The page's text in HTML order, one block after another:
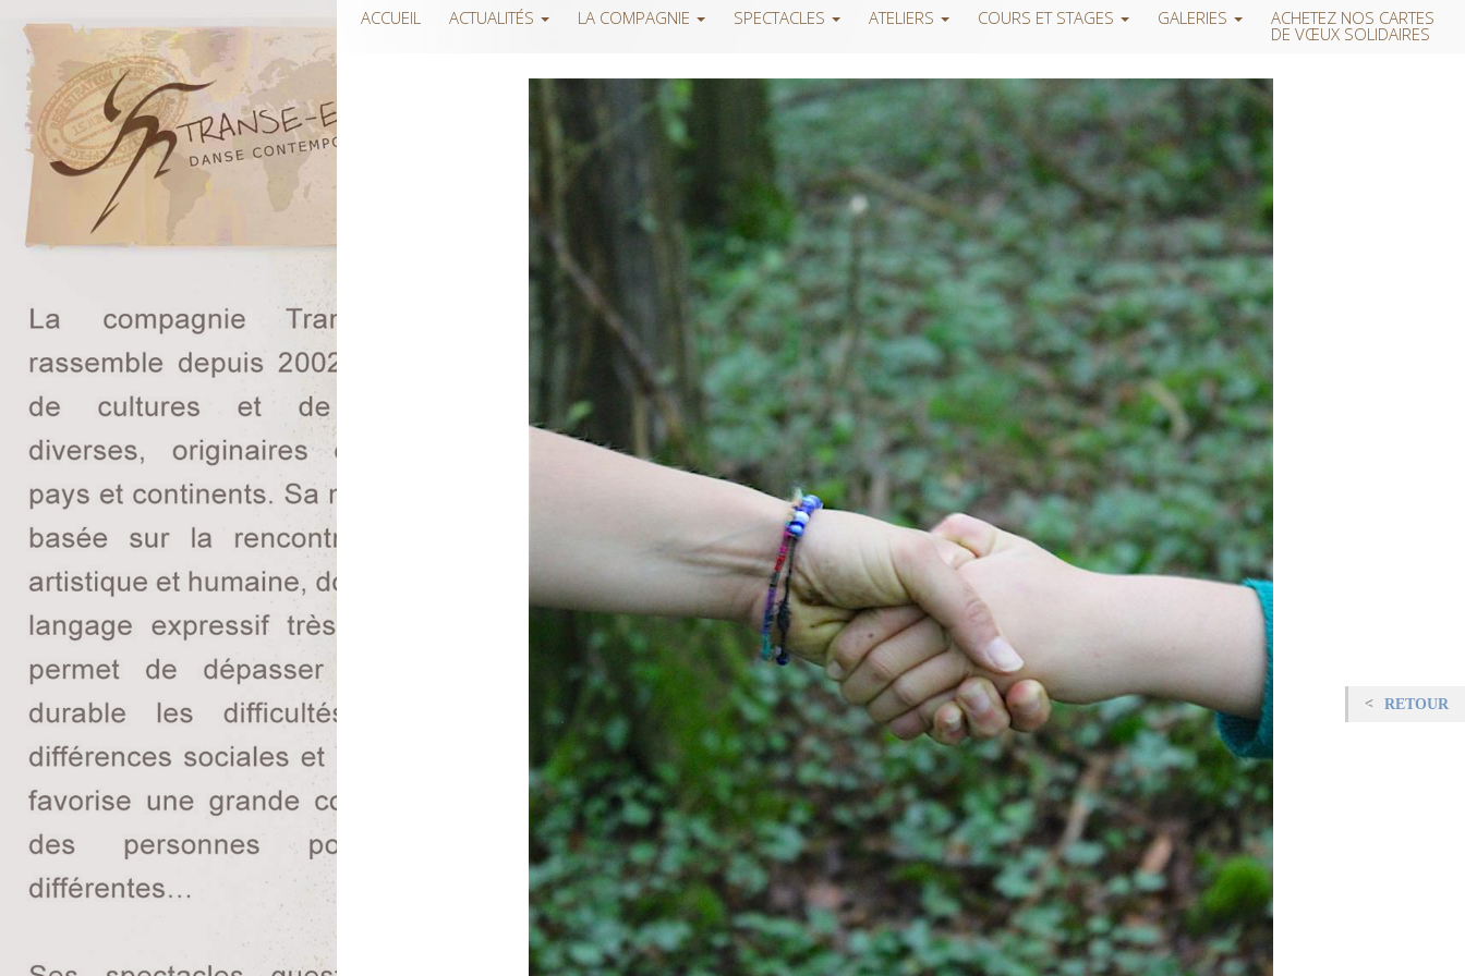
RETOUR
ACCUEIL ACTUALITÉS LA COMPAGNIE SPECTACLES ATELIERS COURS ET STAGES GALERIES ACHETEZ NOS CARTES
DE VŒUX SOLIDAIRES